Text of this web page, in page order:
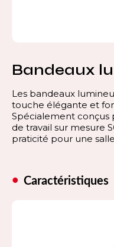
Bandeaux
Les bandeaux
touche élégante et
Spécialement conçus
de travail sur mesure
praticité pour une
Caractéristiques